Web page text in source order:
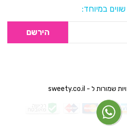
במיוחד:
הירשם